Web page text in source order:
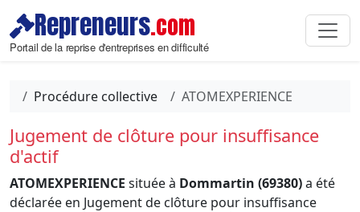
Repreneurs.com
Portail de la reprise d'entreprises en difficulté
Procédure collective ATOMEXPERIENCE
Jugement de clôture pour insuffisance
d'actif
ATOMEXPERIENCE située à Dommartin (69380)a été
déclarée en Jugement de clôture pour insuffisance